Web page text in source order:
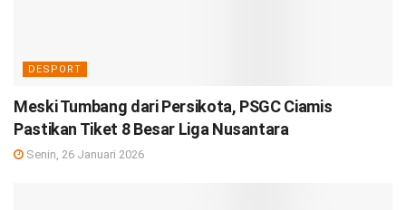
DESPORT
Meski Tumbang dari Persikota, PSGC Ciamis
Pastikan Tiket 8 Besar Liga Nusantara
Senin, 26 Januari 2026